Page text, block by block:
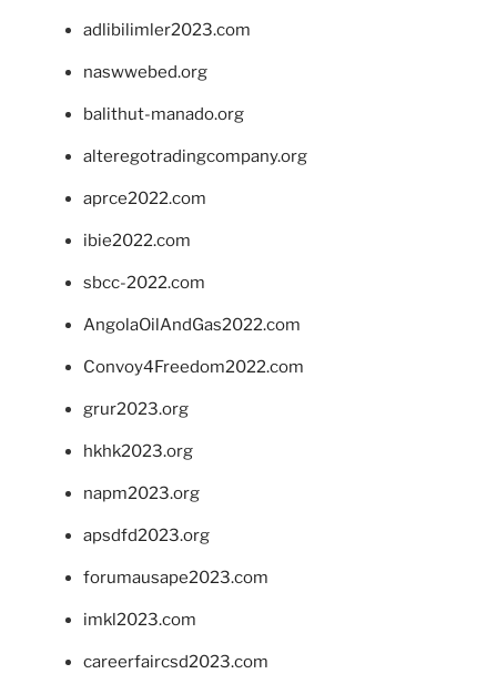
adlibilimler2023.com
naswwebed.org
balithut-manado.org
alteregotradingcompany.org
aprce2022.com
ibie2022.com
sbcc-2022.com
AngolaOilAndGas2022.com
Convoy4Freedom2022.com
grur2023.org
hkhk2023.org
napm2023.org
apsdfd2023.org
forumausape2023.com
imkl2023.com
careerfaircsd2023.com